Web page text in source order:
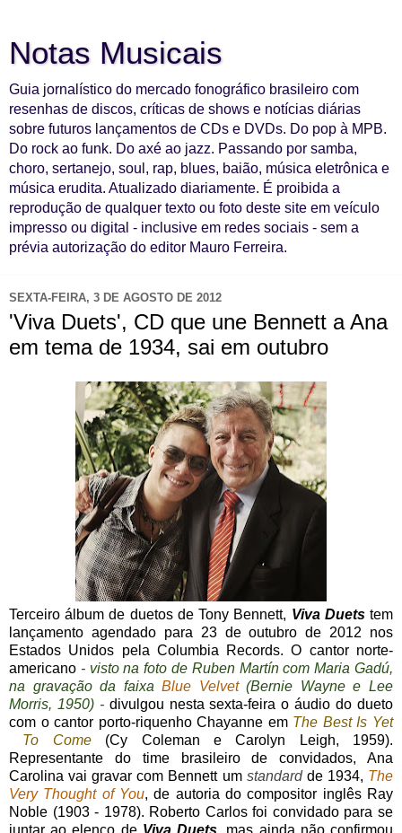
Notas Musicais
Guia jornalístico do mercado fonográfico brasileiro com
resenhas de discos, críticas de shows e notícias diárias
sobre futuros lançamentos de CDs e DVDs. Do pop à MPB.
Do rock ao funk. Do axé ao jazz. Passando por samba,
choro, sertanejo, soul, rap, blues, baião, música eletrônica e
música erudita. Atualizado diariamente. É proibida a
reprodução de qualquer texto ou foto deste site em veículo
impresso ou digital - inclusive em redes sociais - sem a
prévia autorização do editor Mauro Ferreira.
SEXTA-FEIRA, 3 DE AGOSTO DE 2012
'Viva Duets', CD que une Bennett a Ana
em tema de 1934, sai em outubro
Terceiro álbum de duetos de Tony Bennett, Viva Duetstem
lançamento agendado para 23 de outubro de 2012 nos
Estados Unidos pela Columbia Records. O cantor norte-
americano - visto na foto de Ruben Martín com Maria Gadú,
na gravação da faixaBlue Velvet(Bernie Wayne e Lee
Morris, 1950) -divulgou nesta sexta-feira o áudio do dueto
com o cantor porto-riquenho Chayanne em The Best Is Yet
To Come(Cy Coleman e Carolyn Leigh, 1959).
Representante do time brasileiro de convidados, Ana
Carolina vai gravar com Bennett um standardde 1934, The
Very Thought of You, de autoria do compositor inglês Ray
Noble (1903 - 1978). Roberto Carlos foi convidado para se
juntar ao elenco de Viva Duets, mas ainda não confirmou